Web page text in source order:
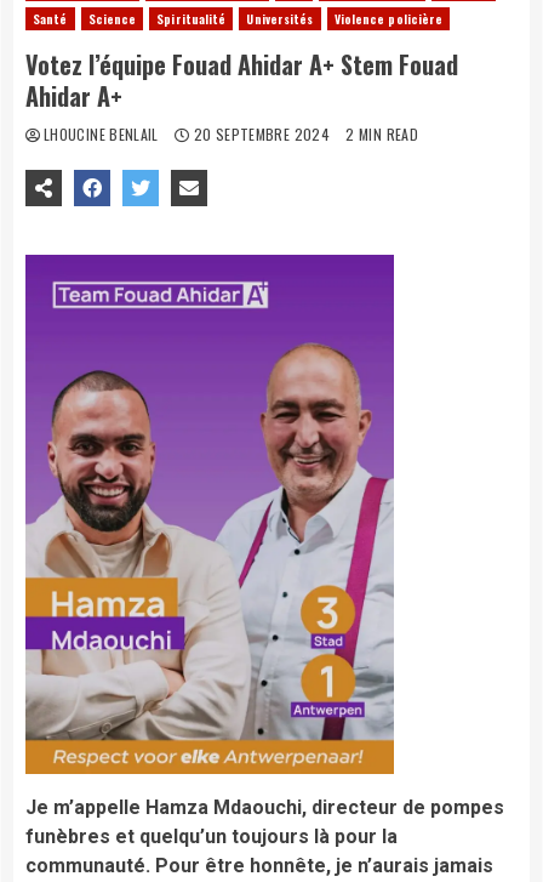
Santé
Science Spiritualité Universités Violence policière
Votez l’équipe Fouad Ahidar A+ Stem Fouad
Ahidar A+
LHOUCINE BENLAIL 20 SEPTEMBRE 2024 2 MIN READ
Je m’appelle Hamza Mdaouchi, directeur de pompes
funèbres et quelqu’un toujours là pour la
communauté. Pour être honnête, je n’aurais jamais